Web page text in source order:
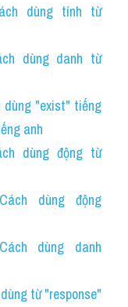
dùng tính từ
dùng danh từ
dùng "exist" tiếng
anh
dùng động từ
Cách dùng động
Cách dùng danh
từ "response"